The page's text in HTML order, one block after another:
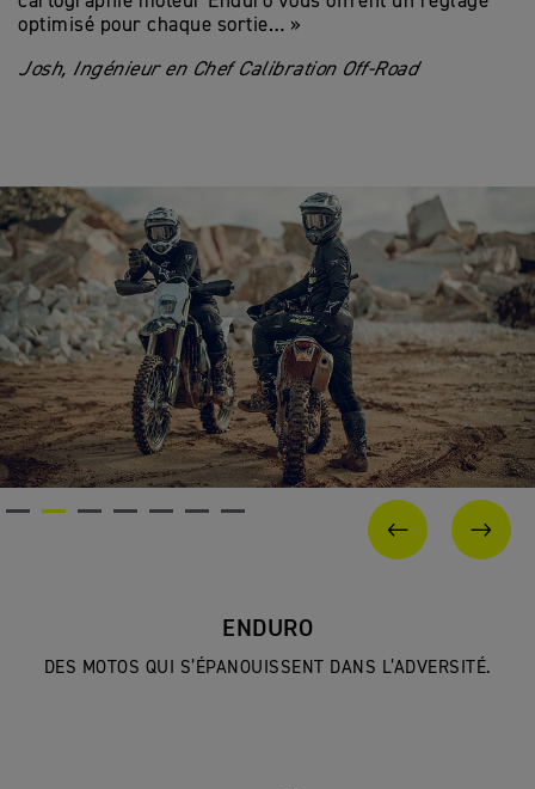
optimisé pour chaque sortie… »
Josh, Ingénieur enChef Calibration Off-Road
PAGE
ENDURO
DES MOTOS QUI S’ÉPANOUISSENT DANS L’ADVERSITÉ.